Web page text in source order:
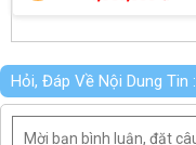
Hỏi, Đáp Về Nội Dung Tin :